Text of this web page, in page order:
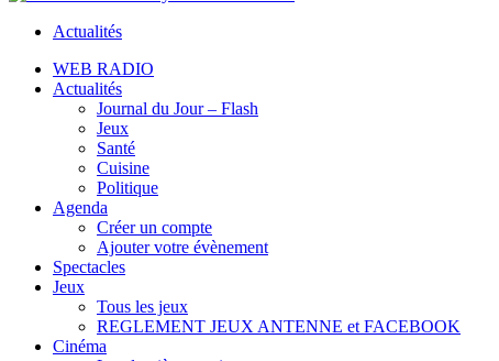
Actualités
WEB RADIO
Actualités
Journal du Jour – Flash
Jeux
Santé
Cuisine
Politique
Agenda
Créer un compte
Ajouter votre évènement
Spectacles
Jeux
Tous les jeux
REGLEMENT JEUX ANTENNE et FACEBOOK
Cinéma